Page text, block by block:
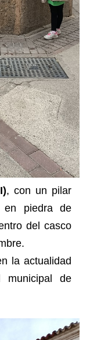
, con un pilar
en piedra de
del casco
la actualidad
municipal de